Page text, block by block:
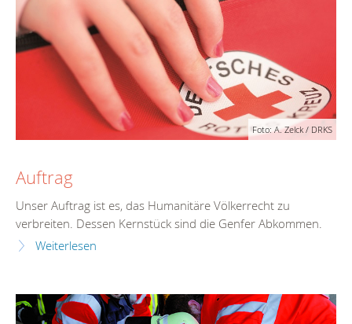
Foto: A. Zelck / DRKS
Auftrag
Unser Auftrag ist es, das Humanitäre Völkerrecht zu
verbreiten. Dessen Kernstück sind die Genfer Abkommen.
Weiterlesen